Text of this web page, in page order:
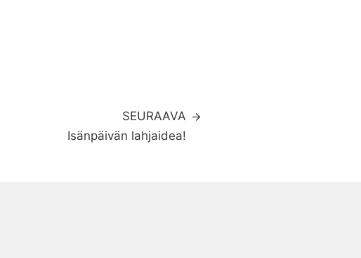
SEURAAVA
Isänpäivän lahjaidea!